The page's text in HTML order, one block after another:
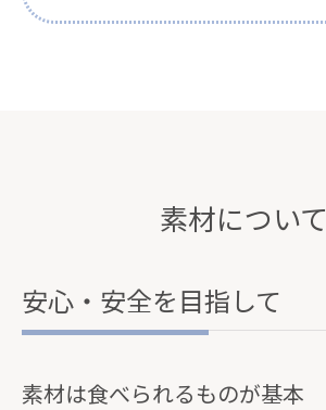
素材について
安心・安全を目指して
素材は食べられるものが基本